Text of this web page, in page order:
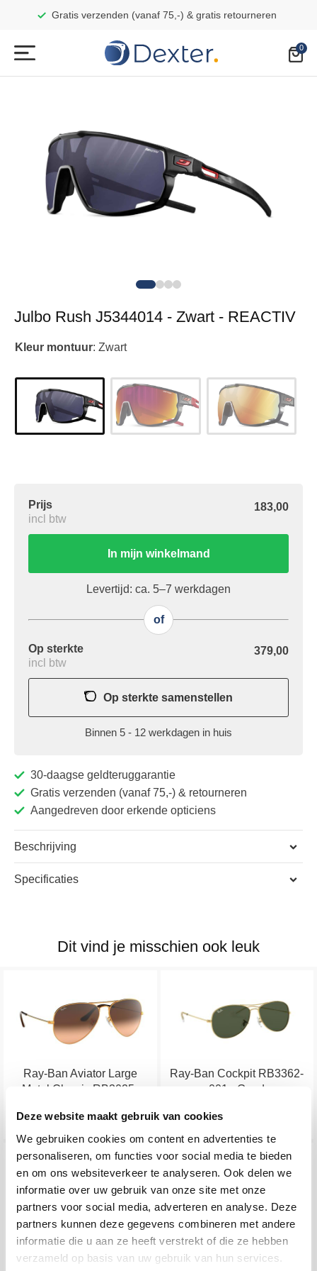
Deze website maakt gebruik van cookies
We gebruiken cookies om content en advertenties te
personaliseren, om functies voor social media te bieden
en om ons websiteverkeer te analyseren. Ook delen we
informatie over uw gebruik van onze site met onze
partners voor social media, adverteren en analyse. Deze
partners kunnen deze gegevens combineren met andere
informatie die u aan ze heeft verstrekt of die ze hebben
verzameld op basis van uw gebruik van hun services.
Gratis verzenden (vanaf 75,-) & gratis retourneren
Julbo Rush J5344014 - Zwart - REACTIV
Kleur montuur: Zwart
Prijs
incl btw
183,00
In mijn winkelmand
Levertijd: ca. 5–7 werkdagen
of
Op sterkte
incl btw
379,00
Op sterkte samenstellen
Binnen 5 - 12 werkdagen in huis
30-daagse geldteruggarantie
Gratis verzenden (vanaf 75,-) & retourneren
Aangedreven door erkende opticiens
Beschrijving
Is snelheid jouw middle name? De Julbo Rush J5344014 is ideaal voor
Reactiv glazen versterk je jouw contrast waardoor je meer details en
De pootjes kunnen nauwkeurig worden ingesteld en zorgen voor een
veilige grip en een hoog draagcomfort. Ze kunnen ook comfortabel
worden gedragen onder elke helm.
Specificaties
Modelcode
J5344014
Materiaal glazen
Polycarbonaat
Glasnaam
Reactiv 0-3
contrastverbetering
Tint
Categorie 0 - 3
Kleur montuur
Vorm
Vierkant
Dit vind je misschien ook leuk
Ray-Ban Aviator Large
Metal Classic RB3025-
134,00
heeft
meerdere
Deze
kan
worden
op
de
Ray-Ban Cockpit RB3362-
001 - Goud
heeft
meerdere
Deze
worden
op
de
Ray-Ban Hexagonal
RB3548-919631 - Goud
Dit
product
heeft
meerdere
variaties.
Deze
optie
Ray-Ban Caravan RB3136-
001 - Goud
Dit
product
heeft
meerdere
variaties.
Deze
optie